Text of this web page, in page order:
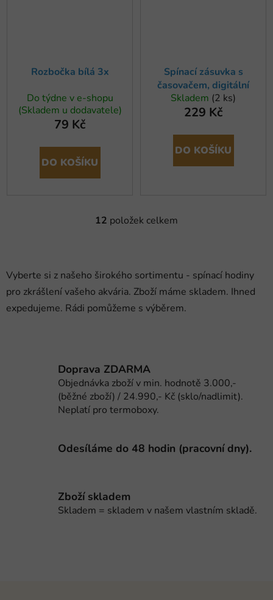
Rozbočka bílá 3x
Do týdne v e-shopu
(Skladem u dodavatele)
79 Kč
DO KOŠÍKU
Spínací zásuvka s
časovačem, digitální
Skladem (2 ks)
229 Kč
DO KOŠÍKU
O
d
a
c
k
y
v
ý
i
s
12 položek celkem
Vyberte si z našeho širokého sortimentu - spínací hodiny
pro zkrášlení vašeho akvária. Zboží máme skladem. Ihned
expedujeme. Rádi pomůžeme s výběrem.
Doprava ZDARMA
Objednávka zboží v min. hodnotě 3.000,-
(běžné zboží) / 24.990,- Kč (sklo/nadlimit).
Neplatí pro termoboxy.
Odesíláme do 48 hodin (pracovní dny).
Zboží skladem
Skladem = skladem v našem vlastním skladě.